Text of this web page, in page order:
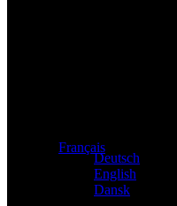
Français
Deutsch
English
Dansk